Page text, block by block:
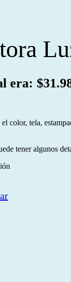
era:
color, tela,
tener algunos